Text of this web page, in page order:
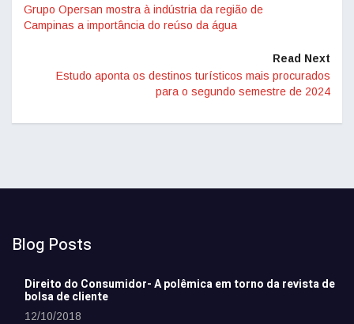
Grupo Opersan mostra à indústria da região de
Campinas a importância do reúso da água
Read Next
Estudo aponta os destinos turísticos mais procurados
para o segundo semestre de 2024
Blog Posts
Direito do Consumidor- A polêmica em torno da revista de
bolsa de cliente
12/10/2018